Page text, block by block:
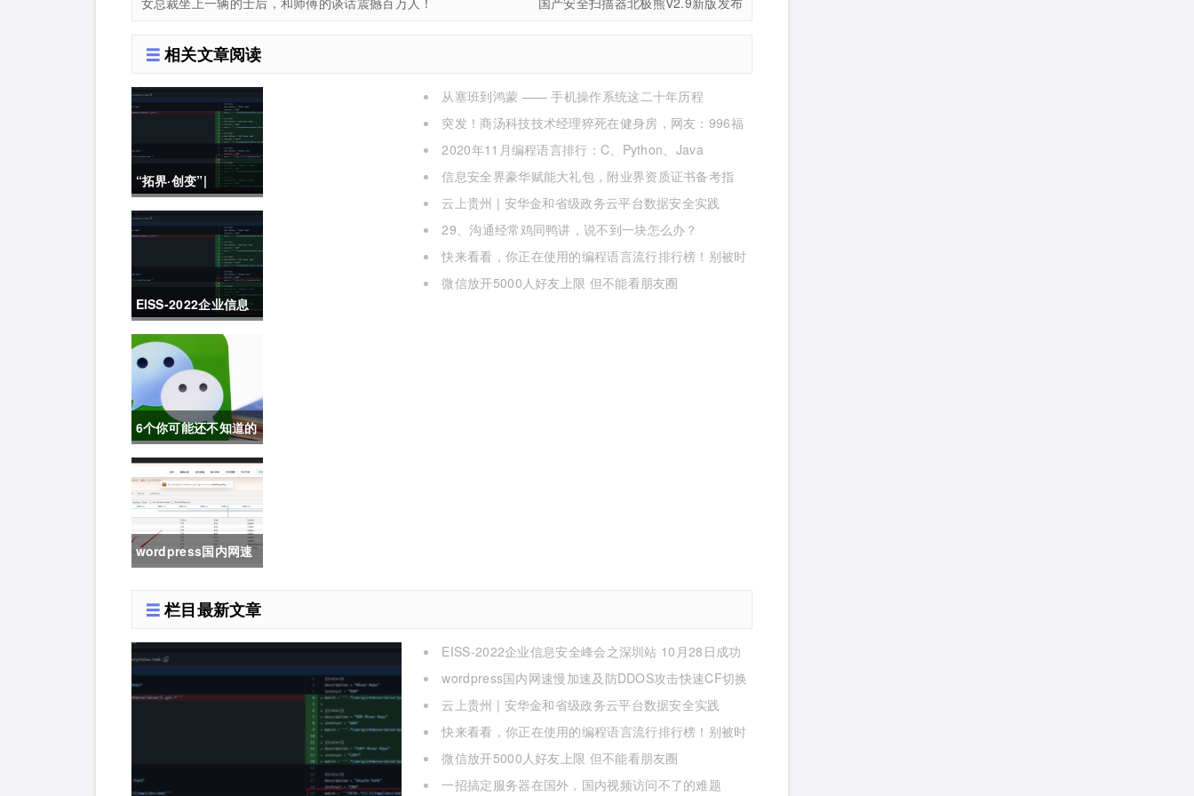
相关文章阅读
“拓界·创变”|
2022K+全球软件研发
行业创新峰会上海站
敬请期待！
EISS-2022企业信息
安全峰会之深圳站 10
月28日成功举办
6个你可能还不知道的
微信冷知识，每一个
都令人相见恨晚
wordpress国内网速
击快速CF切换教程
从塞班到鸿蒙 —— 手机操作系统这二十年历程
突发！商汤科技技术经理猝死在健身房，网友：996福
报何时是个头
2020年11月编程语言排行：C、Python、Java
信息安全界豪华赋能大礼包，附业界资质证书备考指
云上贵州 | 安华金和省级政务云平台数据安全实践
29、沟通经常鸡同鸭讲，说不到一块怎么办？
快来看看，你正在使用的编程语言流行排行榜！别被时
代淘汰了
微信放开5000人好友上限 但不能看朋友圈
栏目最新文章
EISS-2022企业信息安全峰会之深圳站 10月28日成功
wordpress国内网速慢加速及防DDOS攻击快速CF切换
云上贵州 | 安华金和省级政务云平台数据安全实践
快来看看，你正在使用的编程语言流行排行榜！别被时
代淘汰了
微信放开5000人好友上限 但不能看朋友圈
一招搞定服务器在国外，国内视频访问不了的难题